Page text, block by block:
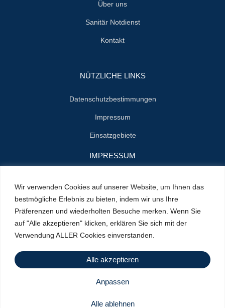
Wir verwenden Cookies auf unserer Website, um Ihnen das
bestmögliche Erlebnis zu bieten, indem wir uns Ihre
Präferenzen und wiederholten Besuche merken. Wenn Sie
auf "Alle akzeptieren" klicken, erklären Sie sich mit der
Verwendung ALLER Cookies einverstanden.
Anpassen
Alle ablehnen
Alle akzeptieren
Über uns
Sanitär Notdienst
Kontakt
NÜTZLICHE LINKS
Datenschutzbestimmungen
Impressum
Einsatzgebiete
IMPRESSUM
E-Mail : info@klempner-verein.de
Standort : Cranachstrasse 2
64546 Mörfelden-Walldorf
Urheberrecht © 2025 | angetrieben von